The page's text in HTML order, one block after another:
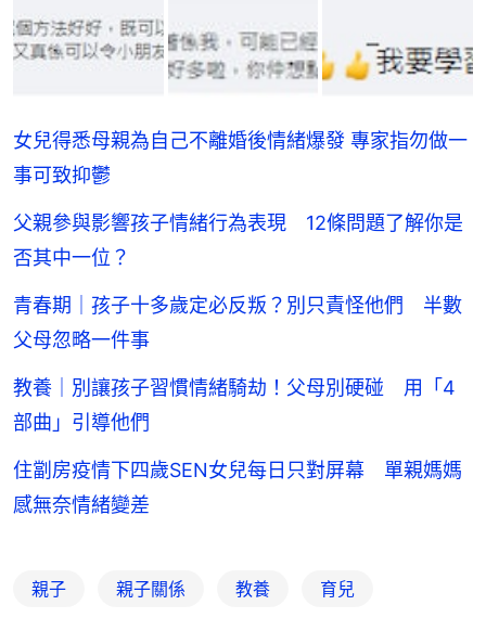
女兒得悉母親為自己不離婚後情緒爆發 專家指勿做一
事可致抑鬱
父親參與影響孩子情緒行為表現 12條問題了解你是
否其中一位？
青春期｜孩子十多歲定必反叛？別只責怪他們 半數
父母忽略一件事
教養｜別讓孩子習慣情緒騎劫！父母別硬碰 用「4
部曲」引導他們
住劏房疫情下四歲SEN女兒每日只對屏幕 單親媽媽
感無奈情緒變差
親子 親子關係 教養 育兒